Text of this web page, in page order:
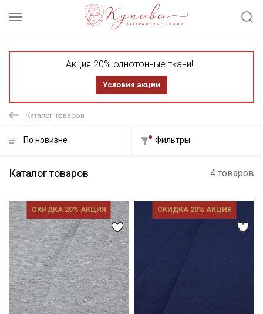
Акция 20% однотонные ткани!
Условия акции
Каталог товаров
По новизне Фильтры
Каталог товаров 4 товаров
СКИДКА 20% АКЦИЯ СКИДКА 20% АКЦИЯ